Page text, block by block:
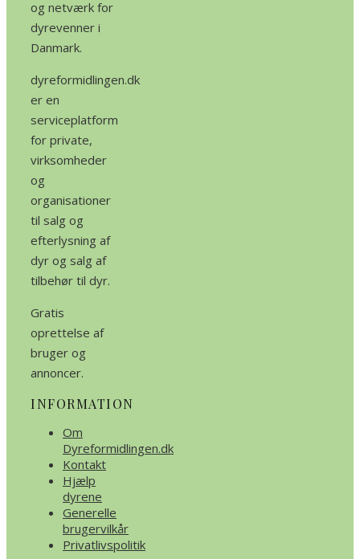
og netværk for
dyrevenner i
Danmark.
dyreformidlingen.dk
er en
serviceplatform
for private,
virksomheder
og
organisationer
til salg og
efterlysning af
dyr og salg af
tilbehør til dyr.
Gratis
oprettelse af
bruger og
annoncer.
INFORMATION
Om
Dyreformidlingen.dk
Kontakt
Hjælp
dyrene
Generelle
brugervilkår
Privatlivspolitik